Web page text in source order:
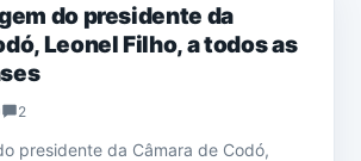
do presidente da
Leonel Filho, a todos as
2
presidente da Câmara de Codó,